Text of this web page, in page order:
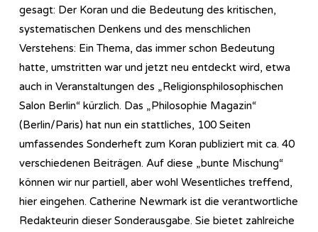
gesagt: Der Koran und die Bedeutung des kritischen,
systematischen Denkens und des menschlichen
Verstehens: Ein Thema, das immer schon Bedeutung
hatte, umstritten war und jetzt neu entdeckt wird, etwa
auch in Veranstaltungen des „Re­li­gi­ons­phi­lo­so­phi­sch­en
Salon Berlin“ kürzlich. Das „Philosophie Magazin“
(Berlin/Paris) hat nun ein stattliches, 100 Seiten
umfassendes Sonderheft zum Koran publiziert mit ca. 40
verschiedenen Beiträgen. Auf diese „bunte Mischung“
können wir nur partiell, aber wohl Wesentliches treffend,
hier eingehen. Catherine Newmark ist die verantwortliche
Redakteurin dieser Sonderausgabe. Sie bietet zahlreiche